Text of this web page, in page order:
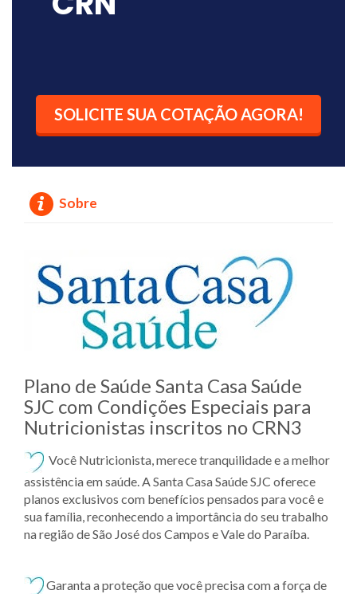
SOLICITE SUA COTAÇÃO AGORA!
Sobre
Plano de Saúde Santa Casa Saúde
SJC com Condições Especiais para
Nutricionistas inscritos no CRN3
Você Nutricionista, merece tranquilidade e a melhor
assistência em saúde. A Santa Casa Saúde SJC oferece
planos exclusivos com benefícios pensados para você e
sua família, reconhecendo a importância do seu trabalho
na região de São José dos Campos e Vale do Paraíba.
Garanta a proteção que você precisa com a força de